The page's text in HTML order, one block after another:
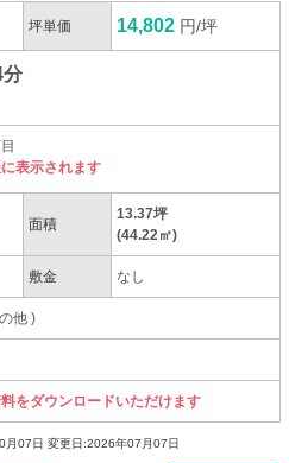
坪単価 14,802 円/坪
分
表示されます
面積
13.37坪
(44.22㎡)
敷金 なし
他)
をダウンロードいただけます
月07日 変更日:2026年07月07日